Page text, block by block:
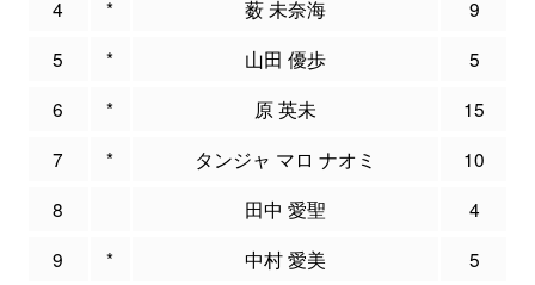
4 * 薮 未奈海 9
5
* 山田 優歩 5
6
* 原 英未 15
7
* タンジャ マロ ナオミ 10
8
田中 愛聖 4
9
* 中村 愛美 5